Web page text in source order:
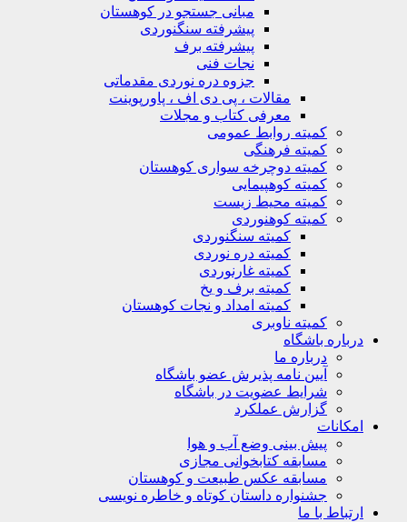
مبانی جستجو در کوهستان
پیشرفته سنگنوردی
پیشرفته برف
نجات فنی
جزوه دره نوردی مقدماتی
مقالات ، پی دی اف ، پاورپوینت
معرفی کتاب و مجلات
کمیته روابط عمومی
کمیته فرهنگی
کمیته دوچرخه سواری کوهستان
کمیته کوهپیمایی
کمیته محیط زیست
کمیته کوهنوردی
کمیته سنگنوردی
کمیته دره نوردی
کمیته غارنوردی
کمیته برف و یخ
کمیته امداد و نجات کوهستان
کمیته ناوبری
باشگاه
درباره ما
آیین نامه پذیرش عضو باشگاه
شرایط عضویت در باشگاه
گزارش عملکرد
پیش بینی وضع آب و هوا
مسابقه کتابخوانی مجازی
مسابقه عکس طبیعت و کوهستان
جشنواره داستان کوتاه و خاطره نویسی
با ما